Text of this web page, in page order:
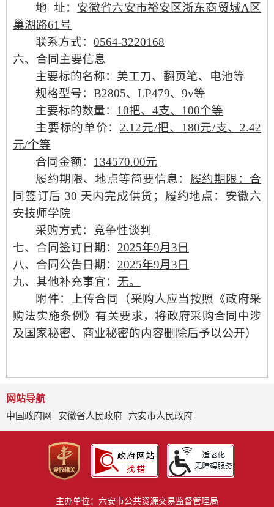
地 址： 安徽省六安市裕安区浙东商贸城A区
巢湖路61号
联系方式：0564-3220168
六、合同主要信息
主要标的名称： 美工刀、翻页笔、电池等
规格型号：B2805、LP479、9v等
主要标的数量： 10把、4支、100个等
主要标的单价： 2.12元/把、180元/支、2.42
元/个等
合同金额： 134570.00元
履约期限、地点等简要信息： 履约期限：合
同签订后 30 天内完成供货；履约地点：安徽六
安技师学院
采购方式： 竞争性谈判
七、合同签订日期： 2025年9月 3日
八、合同公告日期： 2025年9月 3日
九、其他补充事宜： 无。
附件：上传合同（采购人应当按照《政府采
购法实施条例》有关要求，将政府采购合同中涉
及国家秘密、商业秘密的内容删除后予以公开）
网站导航
中国政府网
安徽省人民政府 六安市人民政府
主办单位：六安市公共资源交易监督管理局